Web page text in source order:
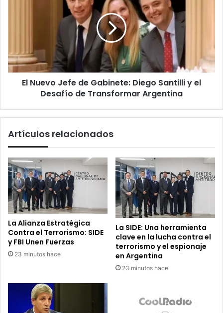
Santilli
y
el
DesafíoEl Nuevo Jefe de Gabinete: Diego Santilli y el
Desafío de Transformar Argentina
Artículos relacionados
La Alianza Estratégica
Contra el Terrorismo: SIDE
y FBI Unen Fuerzas
23 minutos hace
La SIDE: Una herramienta
clave en la lucha contra el
terrorismo y el espionaje
en Argentina
23 minutos hace